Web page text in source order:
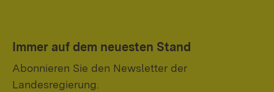
Immer auf dem neuesten Stand
Abonnieren Sie den Newsletter der
Landesregierung.